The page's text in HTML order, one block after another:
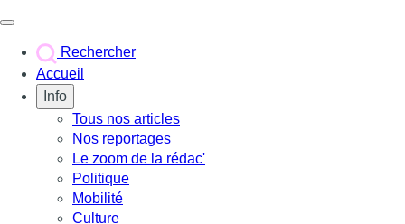
Rechercher
Accueil
Info
Tous nos articles
Nos reportages
Le zoom de la rédac'
Politique
Mobilité
Culture